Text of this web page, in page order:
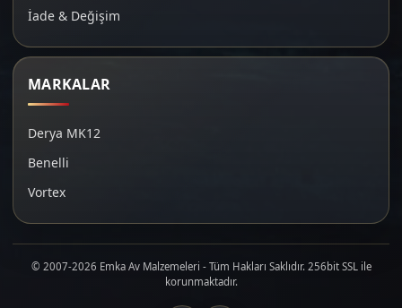
İade & Değişim
MARKALAR
Derya MK12
Benelli
Vortex
© 2007-2026 Emka Av Malzemeleri - Tüm Hakları Saklıdır. 256bit SSL ile
korunmaktadır.